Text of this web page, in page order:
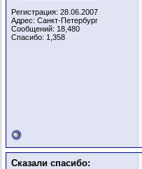
Регистрация: 28.06.2007
Адрес: Санкт-Петербург
Сообщений: 18,480
Спасибо: 1,358
Сказали спасибо: